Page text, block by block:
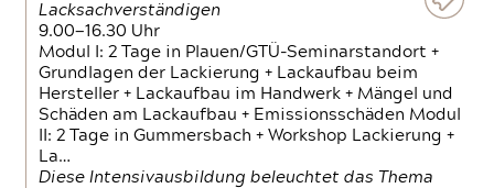
Lacksachverständigen
9.00—16.30 Uhr
Modul I: 2 Tage in Plauen/GTÜ-Seminarstandort +
Grundlagen der Lackierung + Lackaufbau beim
Hersteller + Lackaufbau im Handwerk + Mängel und
Schäden am Lackaufbau + Emissionsschäden Modul
II: 2 Tage in Gummersbach + Workshop Lackierung +
La…
Diese Intensivausbildung beleuchtet das Thema